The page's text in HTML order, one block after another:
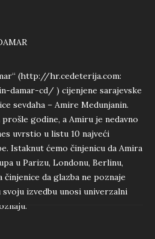
(http://hr.cedeterija.com:
damar-cd/ ) cijenjene sarajevske
sevdaha – Amire Medunjanin.
godine, a Amiru je nedavno
uvrstio u listu 10 najveći
Istaknut ćemo činjenicu da Amira
u Parizu, Londonu, Berlinu,
da glazba ne poznaje
izvedbu unosi univerzalni